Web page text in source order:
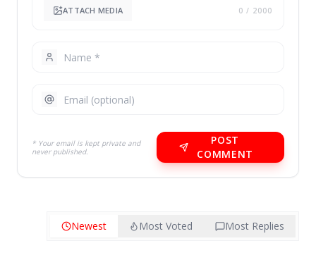
ATTACH MEDIA 0 / 2000
* Your email is kept private and
never published.
POST
COMMENT
Newest Most Voted Most Replies